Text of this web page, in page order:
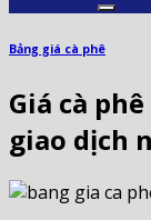
Bảng giá cà phê
Giá cà
giao dịch